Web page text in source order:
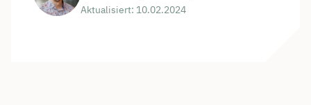
Aktualisiert: 10.02.2024